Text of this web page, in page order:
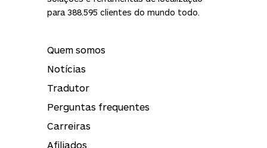
para 388.595 clientes do mundo todo.
Quem somos
Notícias
Tradutor
Perguntas frequentes
Carreiras
Afiliados